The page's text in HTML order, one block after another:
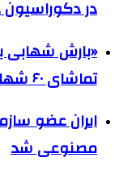
در
«بارش شهابی
تماشای ۶۰ شهاب در هر ساعت!
ایران عضو
مصنوعی شد